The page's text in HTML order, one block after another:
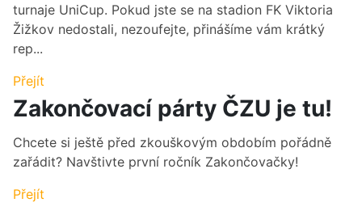
turnaje UniCup. Pokud jste se na stadion FK Viktoria
Žižkov nedostali, nezoufejte, přinášíme vám krátký
rep...
Přejít
Zakončovací párty ČZU je tu!
Chcete si ještě před zkouškovým obdobím pořádně
zařádit? Navštivte první ročník Zakončovačky!
Přejít